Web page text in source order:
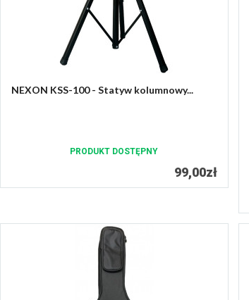
NEXON KSS-100 - Statyw kolumnowy...
PRODUKT DOSTĘPNY
99,00zł